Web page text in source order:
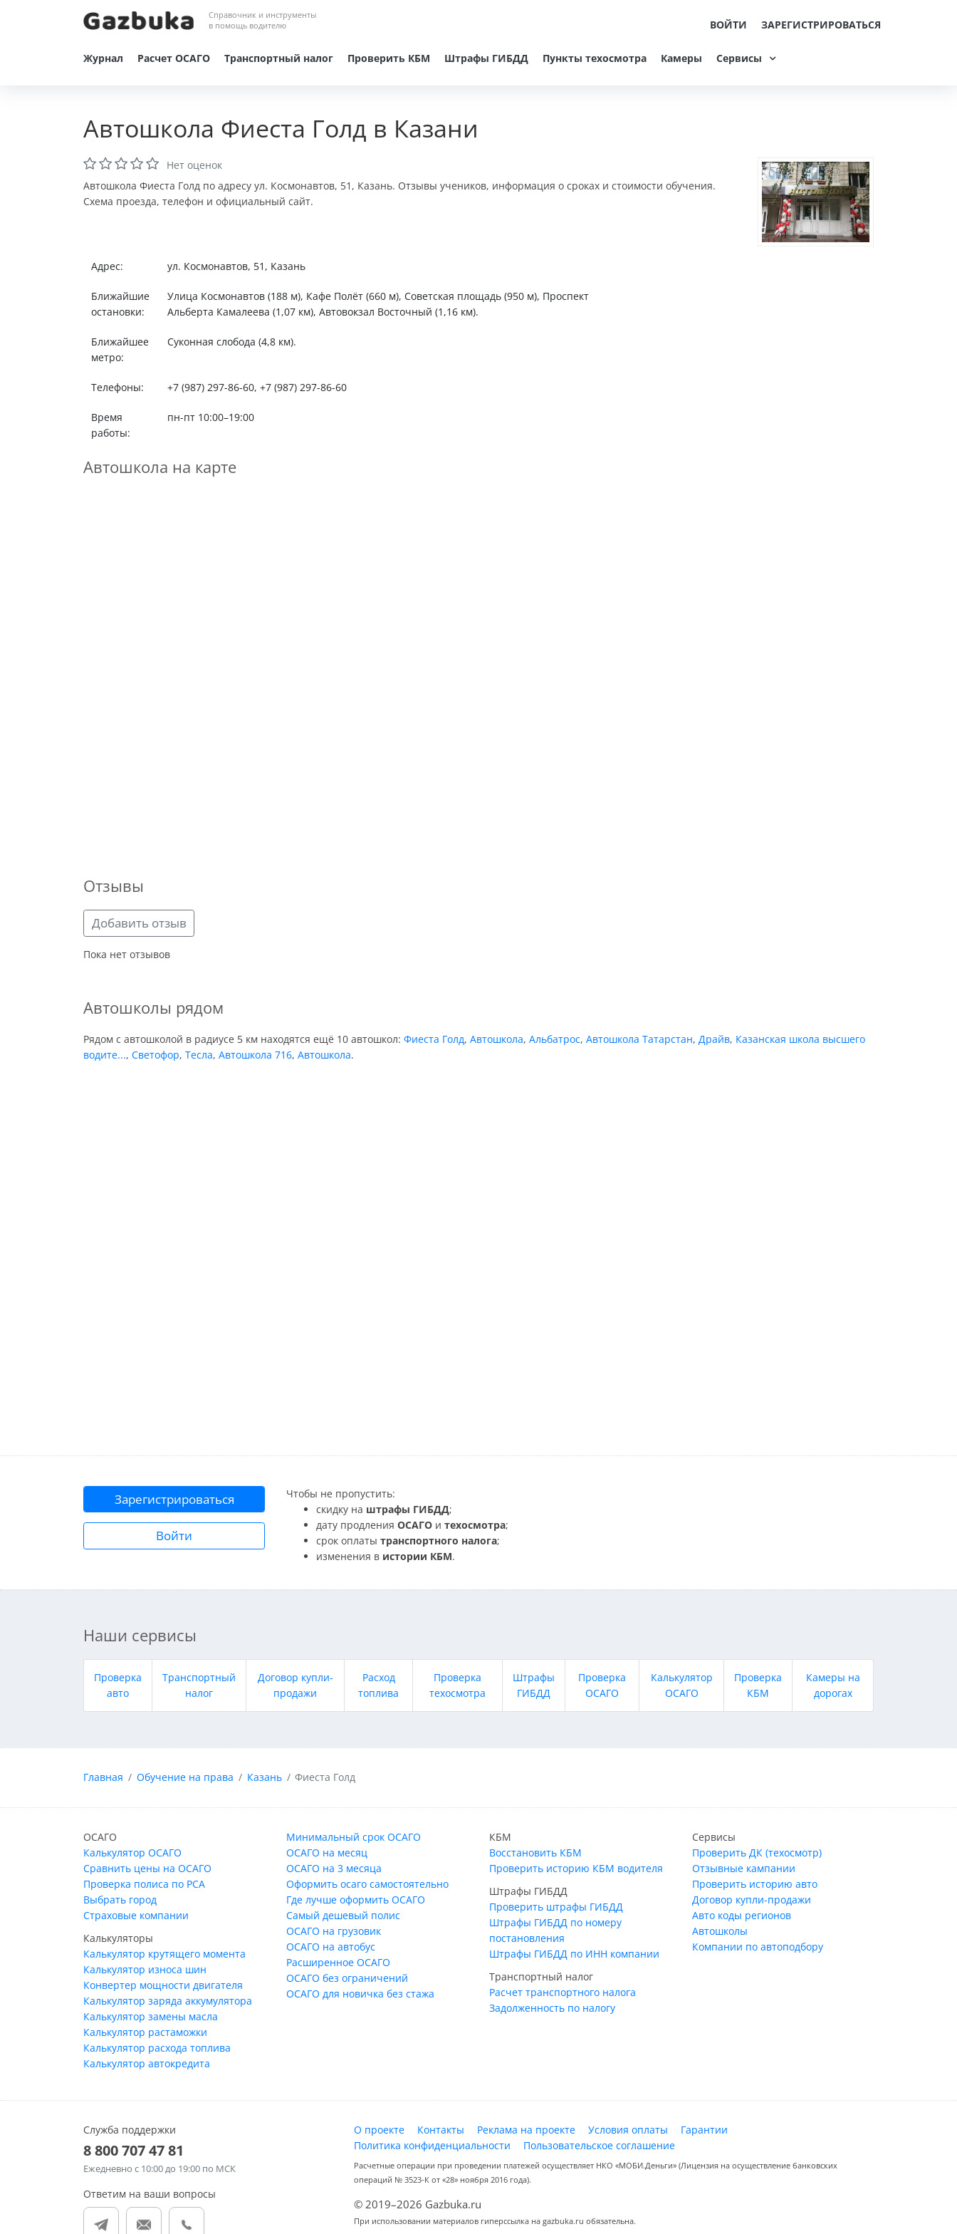
Справочник и инструменты
в помощь водителю
ВОЙТИ ЗАРЕГИСТРИРОВАТЬСЯ
Журнал Расчет ОСАГО Транспортный налог Проверить КБМ Штрафы ГИБДД Пункты техосмотра Камеры Сервисы
Автошкола Фиеста Голд в Казани
Нет оценок
Автошкола Фиеста Голд по адресу ул. Космонавтов, 51, Казань. Отзывы учеников, информация о сроках и стоимости обучения.
Схема проезда, телефон и официальный сайт.
Адрес: ул. Космонавтов, 51, Казань
Ближайшие
остановки:
Улица Космонавтов (188 м), Кафе Полёт (660 м), Советская площадь (950 м), Проспект
Альберта Камалеева (1,07 км), Автовокзал Восточный (1,16 км).
Ближайшее
метро:
Суконная слобода (4,8 км).
Телефоны: +7 (987) 297-86-60, +7 (987) 297-86-60
Время
работы:
пн-пт 10:00–19:00
Автошкола на карте
Отзывы
Добавить отзыв
Пока нет отзывов
Автошколы рядом
Рядом с автошколой в радиусе 5 км находятся ещё 10 автошкол: Фиеста Голд, Автошкола, Альбатрос, Автошкола Татарстан, Драйв, Казанская школа высшего
водите..., Светофор, Тесла, Автошкола 716, Автошкола.
Зарегистрироваться
Войти
Чтобы не пропустить:
скидку на штрафы ГИБДД;
дату продления ОСАГО и техосмотра;
срок оплаты транспортного налога;
изменения в истории КБМ.
Наши сервисы
Проверка
авто
Транспортный
налог
Договор купли-
продажи
Расход
топлива
Проверка
техосмотра
Штрафы
ГИБДД
Проверка
ОСАГО
Калькулятор
ОСАГО
Проверка
КБМ
Камеры на
дорогах
Главная Обучение на права Казань Фиеста Голд
ОСАГО
Калькулятор ОСАГО
Сравнить цены на ОСАГО
Проверка полиса по РСА
Выбрать город
Страховые компании
Калькуляторы
Калькулятор крутящего момента
Калькулятор износа шин
Конвертер мощности двигателя
Калькулятор заряда аккумулятора
Калькулятор замены масла
Калькулятор растаможки
Калькулятор расхода топлива
Калькулятор автокредита
Минимальный срок ОСАГО
ОСАГО на месяц
ОСАГО на 3 месяца
Оформить осаго самостоятельно
Где лучше оформить ОСАГО
Самый дешевый полис
ОСАГО на грузовик
ОСАГО на автобус
Расширенное ОСАГО
ОСАГО без ограничений
ОСАГО для новичка без стажа
КБМ
Восстановить КБМ
Проверить историю КБМ водителя
Штрафы ГИБДД
Проверить штрафы ГИБДД
Штрафы ГИБДД по номеру
постановления
Штрафы ГИБДД по ИНН компании
Транспортный налог
Расчет транспортного налога
Задолженность по налогу
Сервисы
Проверить ДК (техосмотр)
Отзывные кампании
Проверить историю авто
Договор купли-продажи
Авто коды регионов
Автошколы
Компании по автоподбору
Служба поддержки
8 800 707 47 81
Ежедневно с 10:00 до 19:00 по МСК
Ответим на ваши вопросы
О проекте Контакты Реклама на проекте Условия оплаты
Гарантии
Политика конфиденциальности
Пользовательское соглашение
Расчетные операции при проведении платежей осуществляет НКО «МОБИ.Деньги» (Лицензия на осуществление банковских
операций № 3523-К от «28» ноября 2016 года).
© 2019–2026 Gazbuka.ru
При использовании материалов гиперссылка на gazbuka.ru обязательна.